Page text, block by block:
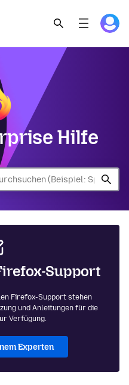
Hilfe
Support
Firefox-Support stehen
und Anleitungen für die
Verfügung.
Experten